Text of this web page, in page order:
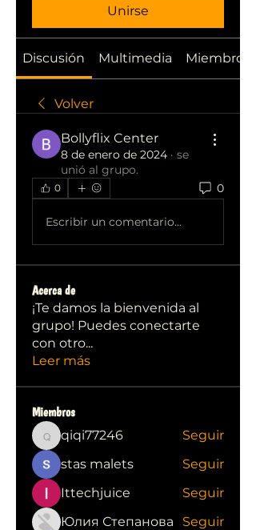
Unirse
Discusión Multimedia Miembros
Volver
Bollyflix Center
8 de enero de 2024 · se
unió al grupo.
0 0
Escribir un comentario...
Acerca de
¡Te damos la bienvenida al
grupo! Puedes conectarte
con otro...
Leer más
Miembros
qiqi77246
qiqi77246
Seguir
stas malets
Seguir
Ittechjuice
Seguir
Юлия Степанова
Seguir